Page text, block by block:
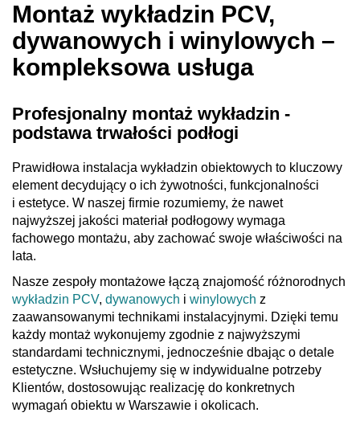
Montaż wykładzin PCV,
dywanowych i winylowych –
kompleksowa usługa
Profesjonalny montaż wykładzin -
podstawa trwałości podłogi
Prawidłowa instalacja wykładzin obiektowych to kluczowy
element decydujący o ich żywotności, funkcjonalności
i estetyce. W naszej firmie rozumiemy, że nawet
najwyższej jakości materiał podłogowy wymaga
fachowego montażu, aby zachować swoje właściwości na
lata.
Nasze zespoły montażowe łączą znajomość różnorodnych
wykładzin PCV, dywanowych i winylowych z
zaawansowanymi technikami instalacyjnymi. Dzięki temu
każdy montaż wykonujemy zgodnie z najwyższymi
standardami technicznymi, jednocześnie dbając o detale
estetyczne. Wsłuchujemy się w indywidualne potrzeby
Klientów, dostosowując realizację do konkretnych
wymagań obiektu w Warszawie i okolicach.